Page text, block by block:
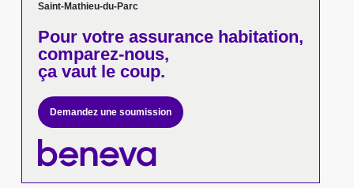
Saint-Mathieu-du-Parc
Pour votreassurance habitation,
comparez-nous,
ça vaut le coup.
Demandez une soumission